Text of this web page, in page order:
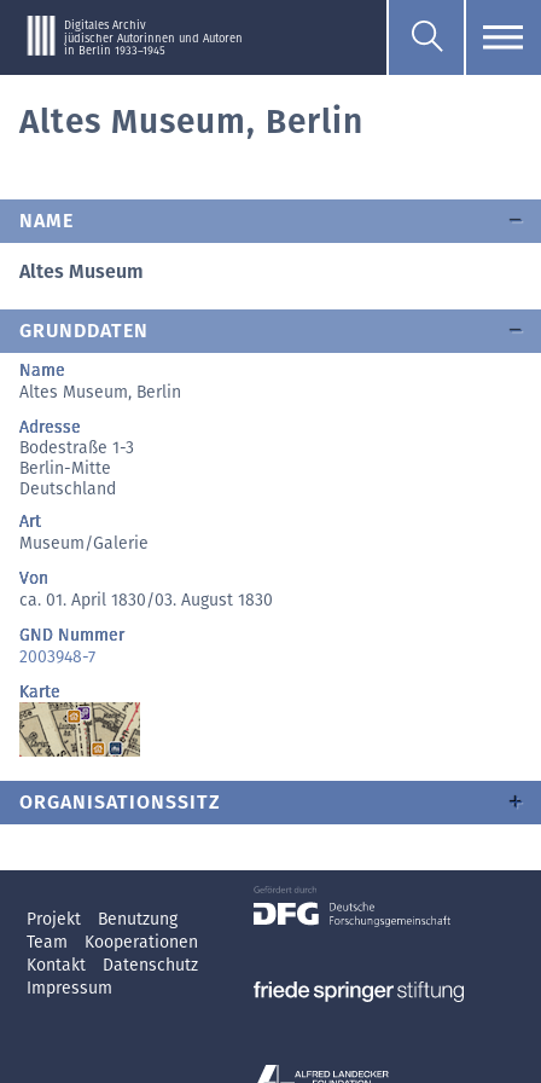
Digitales Archiv
jüdischer Autorinnen und Autoren
in Berlin 1933–1945
Altes Museum, Berlin
NAME
Altes Museum
GRUNDDATEN
Name
Altes Museum, Berlin
Adresse
Bodestraße 1-3
Berlin-Mitte
Deutschland
Art
Museum/Galerie
Von
ca. 01. April 1830/03. August 1830
GND Nummer
2003948-7
Karte
ORGANISATIONSSITZ
Projekt
Benutzung
Team
Kooperationen
Kontakt
Datenschutz
Impressum